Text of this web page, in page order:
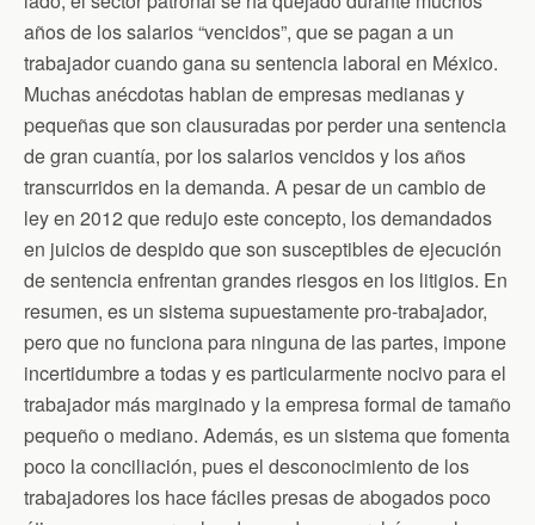
años de los salarios “vencidos”, que se pagan a un
trabajador cuando gana su sentencia laboral en México.
Muchas anécdotas hablan de empresas medianas y
pequeñas que son clausuradas por perder una sentencia
de gran cuantía, por los salarios vencidos y los años
transcurridos en la demanda. A pesar de un cambio de
ley en 2012 que redujo este concepto, los demandados
en juicios de despido que son susceptibles de ejecución
de sentencia enfrentan grandes riesgos en los litigios. En
resumen, es un sistema supuestamente pro-trabajador,
pero que no funciona para ninguna de las partes, impone
incertidumbre a todas y es particularmente nocivo para el
trabajador más marginado y la empresa formal de tamaño
pequeño o mediano. Además, es un sistema que fomenta
poco la conciliación, pues el desconocimiento de los
trabajadores los hace fáciles presas de abogados poco